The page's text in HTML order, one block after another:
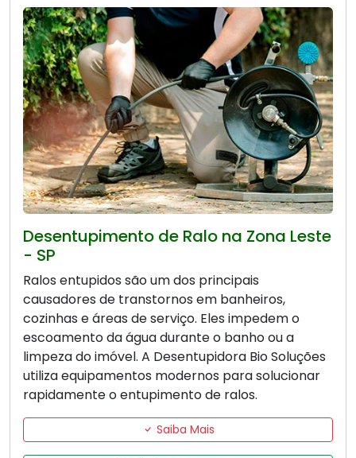
Desentupimento de Ralo na Zona Leste
- SP
Ralos entupidos são um dos principais
causadores de transtornos em banheiros,
cozinhas e áreas de serviço. Eles impedem o
escoamento da água durante o banho ou a
limpeza do imóvel. A Desentupidora Bio Soluções
utiliza equipamentos modernos para solucionar
rapidamente o entupimento de ralos.
Saiba Mais